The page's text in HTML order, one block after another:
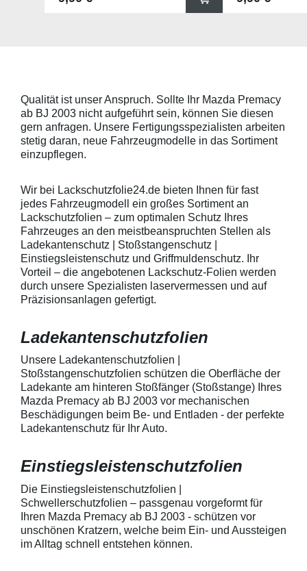
beigelegter Anleitung) benetzen,
diese danach auflegen und mittig
anstreichen - anschließend die
Lackschutzfolie mittels Fön
erwärmen und von der Mitte
heraus in alle Richtungen
kontaktieren Sie uns bitte
telefonisch. Lieferumfang
transparente Lackschutzfolie 5
Stück Lackschutzpads für 5
Griffmulden / Griffschalen
Merkmale Spezielle Vinylfolie mit
bestmöglichem Schutz gegen
Kratzer und Abrieb Bestens
geeignet zum Schutz von
Fahrzeugkarosserien gegen
mechanische Einwirkung am
Fahrzeugkarosserien und
mechanische Einwirkung
entwickeltStärke der Folie beträgt
150 µmSchützt den wertvollen
Lack in der GriffmuldenKeine
unschönen Kratzer durch
Fingenägel oder Ringe in den
GriffmuldenSpezielle Vinylfolie mit
bestmöglichem Schutz gegen
Schutzpads
sollten die
Griffmulden
Aussenrändern
Folie mit
beigelegter
diese danach
anstreichen -
Lackschutzfolie
heraus in alle
ausstreichen.
kontaktieren
telefonisch.
geeignet zum
mechanische
zum Schutz von
150 µmSchützt
Lack in der
Fingenägel
bestmöglichem
Kratzer und
Qualität ist unser Anspruch. Sollte Ihr Mazda Premacy
ab BJ 2003 nicht aufgeführt sein, können Sie diesen
gern anfragen. Unsere Fertigungsspezialisten arbeiten
stetig daran, neue Fahrzeugmodelle in das Sortiment
einzupflegen.
Wir bei Lackschutzfolie24.de bieten Ihnen für fast
jedes Fahrzeugmodell ein großes Sortiment an
Lackschutzfolien – zum optimalen Schutz Ihres
Fahrzeuges an den meistbeanspruchten Stellen als
Ladekantenschutz | Stoßstangenschutz |
Einstiegsleistenschutz und Griffmuldenschutz. Ihr
Vorteil – die angebotenen Lackschutz-Folien werden
durch unsere Spezialisten laservermessen und auf
Präzisionsanlagen gefertigt.
Ladekantenschutzfolien
Unsere Ladekantenschutzfolien |
Stoßstangenschutzfolien schützen die Oberfläche der
Ladekante am hinteren Stoßfänger (Stoßstange) Ihres
Mazda Premacy ab BJ 2003 vor mechanischen
Beschädigungen beim Be- und Entladen - der perfekte
Ladekantenschutz für Ihr Auto.
Einstiegsleistenschutzfolien
Die Einstiegsleistenschutzfolien |
Schwellerschutzfolien – passgenau vorgeformt für
Ihren Mazda Premacy ab BJ 2003 - schützen vor
unschönen Kratzern, welche beim Ein- und Aussteigen
im Alltag schnell entstehen können.